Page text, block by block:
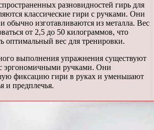
разновидностей гирь для
классические гири с ручками. Они
изготавливаются из металла. Вес
от 2,5 до 50 килограммов, что
оптимальный вес для тренировки.
выполнения упражнения существуют
эргономичными ручками. Они
фиксацию гири в руках и уменьшают
и предплечья.